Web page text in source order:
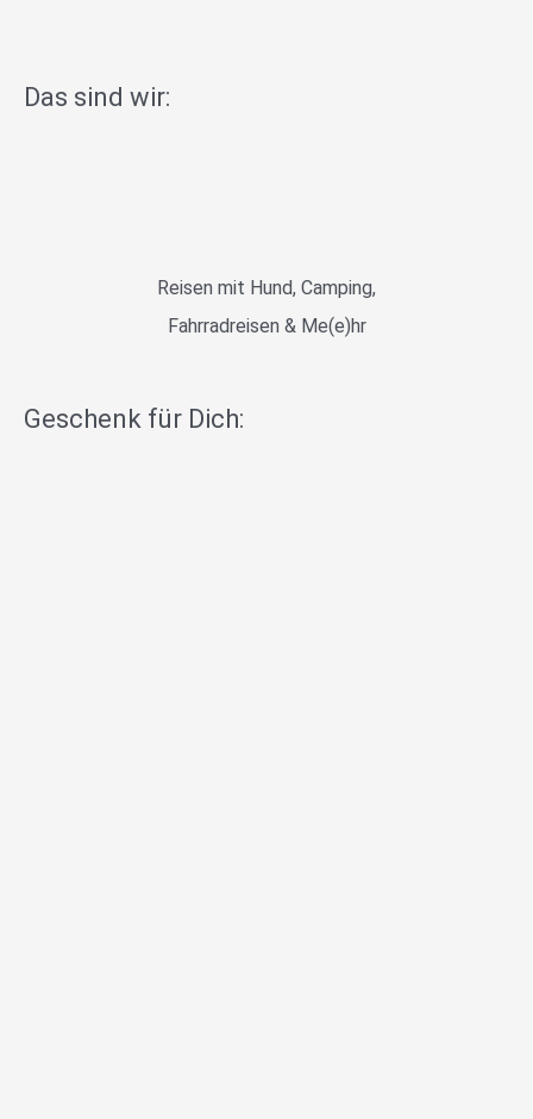
Das sind wir:
Reisen mit Hund, Camping,
Fahrradreisen & Me(e)hr
Geschenk für Dich: